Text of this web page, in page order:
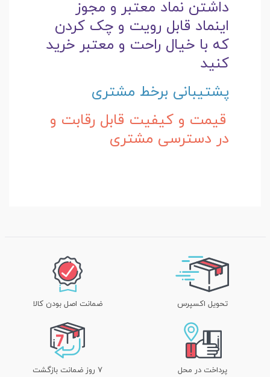
داشتن نماد معتبر و مجوز
اینماد قابل رویت و چک کردن
که با خیال راحت و معتبر خرید
کنید
پشتیبانی برخط مشتری
قیمت و کیفیت قابل رقابت و
در دسترسی مشتری
تحویل اکسپرس ضمانت اصل بودن کالا
پرداخت در محل ۷ روز ضمانت بازگشت